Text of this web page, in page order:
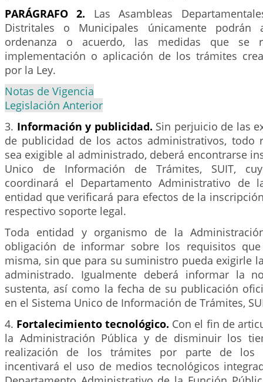
PARÁGRAFO 2. Las Asambleas
Distritales o Municipales únicamente podrán
ordenanza o acuerdo, las medidas que se
implementación o aplicación de los trámites
por la Ley.
Notas de Vigencia
Legislación Anterior
3. Información y publicidad. Sin perjuicio de las
de publicidad de los actos administrativos, todo
sea exigible al administrado, deberá encontrarse
Unico de Información de Trámites, SUIT,
coordinará el Departamento Administrativo de
entidad que verificará para efectos de la
respectivo soporte legal.
Toda entidad y organismo de la
obligación de informar sobre los requisitos
misma, sin que para su suministro pueda exigirle
administrado. Igualmente deberá informar la
sustenta, así como la fecha de su publicación
en el Sistema Unico de Información de Trámites,
4. Fortalecimiento tecnológico. Con el fin de
la Administración Pública y de disminuir los
realización de los trámites por parte de los
incentivará el uso de medios tecnológicos